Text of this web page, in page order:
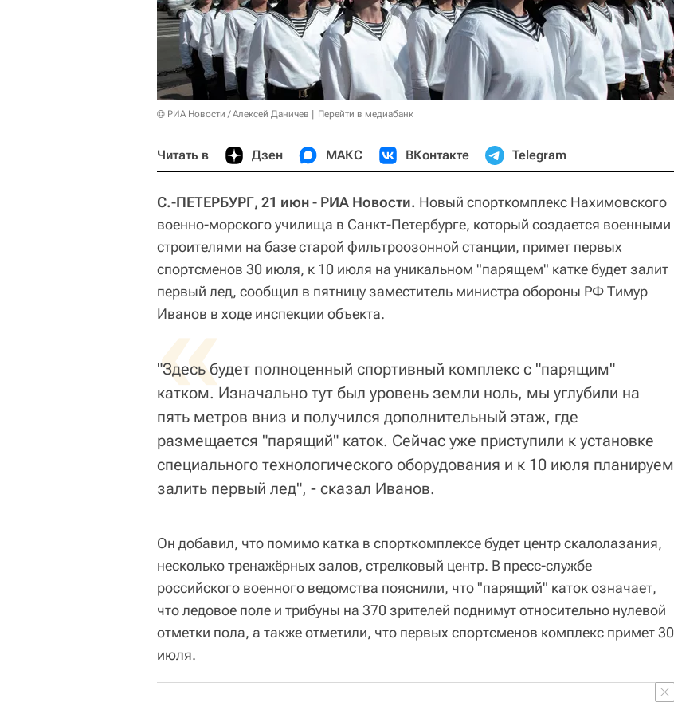
© РИА Новости / Алексей Даничев Перейти в медиабанк
Читать в Дзен МАКС ВКонтакте Telegram
С.-ПЕТЕРБУРГ, 21 июн - РИА Новости. Новый спорткомплекс Нахимовского
военно-морского училища в Санкт-Петербурге, который создается военными
строителями на базе старой фильтроозонной станции, примет первых
спортсменов 30 июля, к 10 июля на уникальном "парящем" катке будет залит
первый лед, сообщил в пятницу заместитель министра обороны РФ Тимур
Иванов в ходе инспекции объекта.
«
"Здесь будет полноценный спортивный комплекс с "парящим"
катком. Изначально тут был уровень земли ноль, мы углубили на
пять метров вниз и получился дополнительный этаж, где
размещается "парящий" каток. Сейчас уже приступили к установке
специального технологического оборудования и к 10 июля планируем
залить первый лед", - сказал Иванов.
Он добавил, что помимо катка в спорткомплексе будет центр скалолазания,
несколько тренажёрных залов, стрелковый центр. В пресс-службе
российского военного ведомства пояснили, что "парящий" каток означает,
что ледовое поле и трибуны на 370 зрителей поднимут относительно нулевой
отметки пола, а также отметили, что первых спортсменов комплекс примет 30
июля.